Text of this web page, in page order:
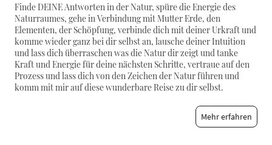
Finde DEINE Antworten in der Natur, spüre die Energie des
Naturraumes, gehe in Verbindung mit Mutter Erde, den
Elementen, der Schöpfung, verbinde dich mit deiner Urkraft und
komme wieder ganz bei dir selbst an, lausche deiner Intuition
und lass dich überraschen was die Natur dir zeigt und tanke
Kraft und Energie für deine nächsten Schritte, vertraue auf den
Prozess und lass dich von den Zeichen der Natur führen und
komm mit mir auf diese wunderbare Reise zu dir selbst.
Mehr erfahren